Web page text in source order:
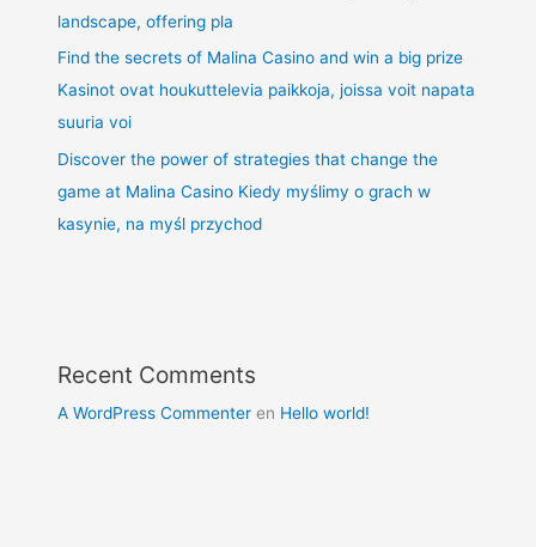
landscape, offering pla
Find the secrets of Malina Casino and win a big prize
Kasinot ovat houkuttelevia paikkoja, joissa voit napata
suuria voi
Discover the power of strategies that change the
game at Malina Casino Kiedy myślimy o grach w
kasynie, na myśl przychod
Recent Comments
A WordPress Commenter en Hello world!